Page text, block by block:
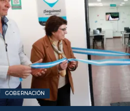
GOBERNACIÓN